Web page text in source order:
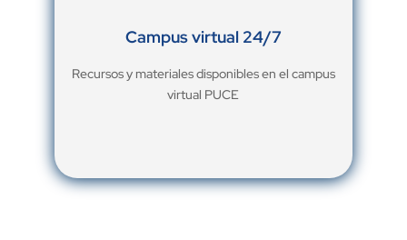
Campus virtual 24/7
Recursos y materiales disponibles en el campus
virtual PUCE